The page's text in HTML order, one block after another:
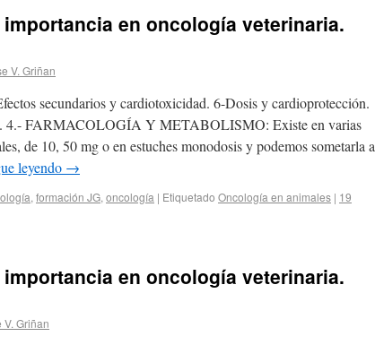
en oncología veterinaria.
V. Griñan
secundarios y cardiotoxicidad. 6-Dosis y cardioprotección.
4.- FARMACOLOGÍA Y METABOLISMO: Existe en varias
de 10, 50 mg o en estuches monodosis y podemos sometarla a
leyendo →
, formación JG, oncología | Etiquetado Oncología en animales | 19
en oncología veterinaria.
V. Griñan